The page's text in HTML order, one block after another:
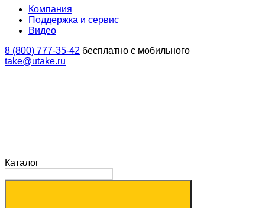
Компания
Поддержка и сервис
Видео
8 (800) 777-35-42 бесплатно с мобильного
take@utake.ru
Каталог